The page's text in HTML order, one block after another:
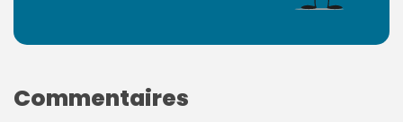
Commentaires